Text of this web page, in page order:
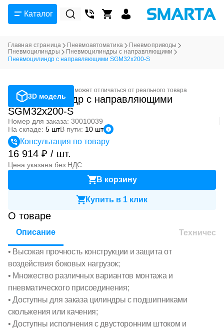
Каталог
Главная страница Пневмоавтоматика
Пневмоприводы
Пневмоцилиндры
Пневмоцилиндры с направляющими
Пневмоцилиндр с направляющими SGM32x200-S
3D модель
Фотография может отличаться от реального товара
Пневмоцилиндр с направляющими
SGM32x200-S
Номер для заказа: 30010039
На складе: 5 штВ пути: 10 шт
Консультация по товару
16 914 ₽ / шт.
Цена указана без НДС
В корзину
Купить в 1 клик
О товаре
Описание
• Высокая прочность конструкции и защита от
воздействия боковых нагрузок;
• Множество различных вариантов монтажа и
пневматического присоединения;
• Доступны для заказа цилиндры с подшипниками
скольжения или качения;
• Доступны исполнения с двусторонним штоком и